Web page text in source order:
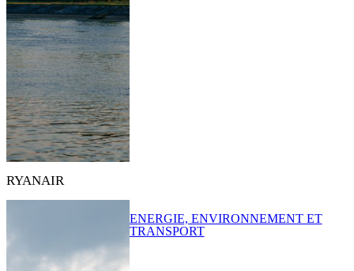
RYANAIR
ENERGIE, ENVIRONNEMENT ET
TRANSPORT